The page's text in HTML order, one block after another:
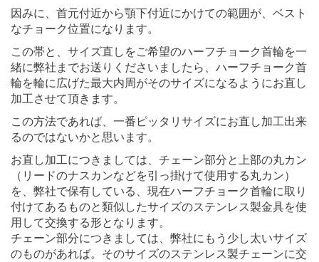
因みに、首元付近から顎下付近にかけての範囲が、ベスト
なチョーク位置になります。
この帯と、サイズ直しをご希望のハーフチョーク首輪を一
緒に弊社までお送りくださいましたら、ハーフチョーク首
輪を輪に広げた最大内周がそのサイズになるようにお直し
加工させて頂きます。
この方法であれば、一番ピッタリサイズにお直し加工出来
るのではないかと思います。
お直し加工につきましては、チェーン部分と上部の丸カン
（リードのナスカンなどを引っ掛けて使用する丸カン）
を、弊社で保有している、現在ハーフチョーク首輪に取り
付けてあるものと類似したサイズのステンレス製金具を使
用して交換する形となります。
チェーン部分につきましては、弊社にもう少し太いサイズ
のものがあれば。そのサイズのステンレス製チェーンに交